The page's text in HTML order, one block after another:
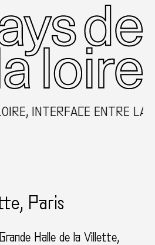
INTERFACE ENTRE LA
Paris
Halle de la Villette,